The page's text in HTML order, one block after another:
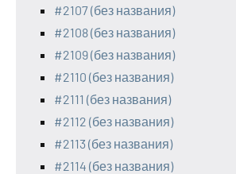
#2107 (без названия)
#2108 (без названия)
#2109 (без названия)
#2110 (без названия)
#2111 (без названия)
#2112 (без названия)
#2113 (без названия)
#2114 (без названия)